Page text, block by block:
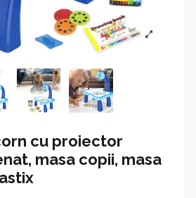
cu proiector
masa copii, masa